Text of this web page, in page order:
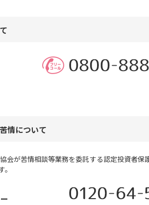
情について
会が苦情相談等業務を委託する認定投資者保